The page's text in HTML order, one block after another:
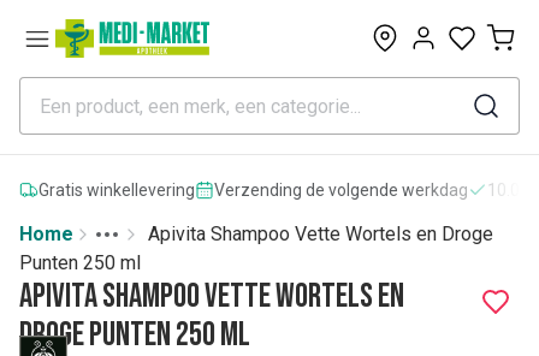
0
Gratis winkellevering Verzending de volgende werkdag
Home
More
Toggle menu
Apivita Shampoo Vette Wortels en Droge
Punten 250 ml
Apivita Shampoo Vette Wortels en
Droge Punten 250 ml